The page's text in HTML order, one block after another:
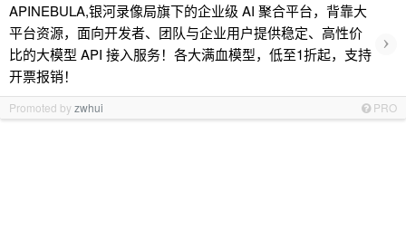
APINEBULA,银河录像局旗下的企业级 AI 聚合平台，背靠大
平台资源，面向开发者、团队与企业用户提供稳定、高性价
比的大模型 API 接入服务！各大满血模型，低至1折起，支持
开票报销！
›
Promoted byzwhui PRO